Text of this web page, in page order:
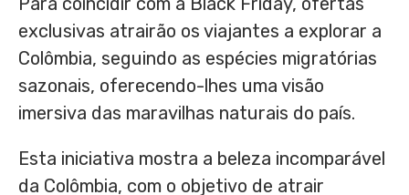
exclusivas atrairão os viajantes a explorar a
Colômbia, seguindo as espécies migratórias
sazonais, oferecendo-lhes uma visão
imersiva das maravilhas naturais do país.
Esta iniciativa mostra a beleza incomparável
da Colômbia, com o objetivo de atrair